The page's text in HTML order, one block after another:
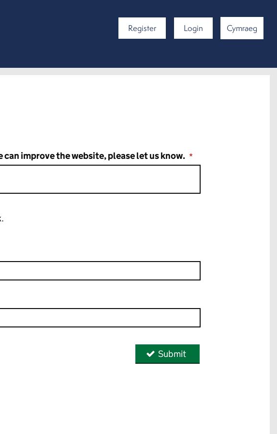
Register Login Cymraeg